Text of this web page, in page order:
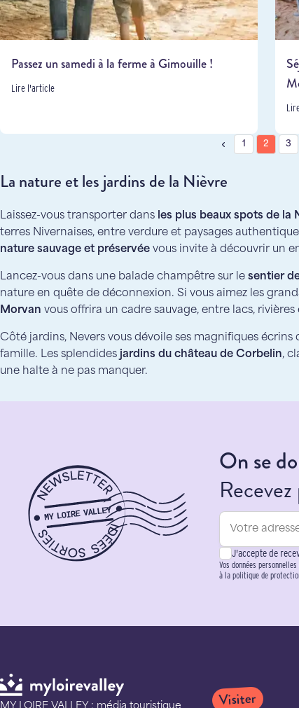
Passez un samedi à la ferme à Gimouille !
Lire l'article
1 2 3
La nature et les jardins de la Nièvre
Laissez-vous transporter dans les plus beaux spots de la
terres Nivernaises, entre verdure et paysages
nature sauvage et préservée vous invite à découvrir un
Lancez-vous dans une balade champêtre sur le sentier
nature en quête de déconnexion. Si vous aimez les
Morvan vous offrira un cadre sauvage, entre lacs, rivières
Côté jardins, Nevers vous dévoile ses magnifiques
famille. Les splendides jardins du château de Corbelin,
une halte à ne pas manquer.
On se
J'accepte de
Vos données
à la politique de
Visiter